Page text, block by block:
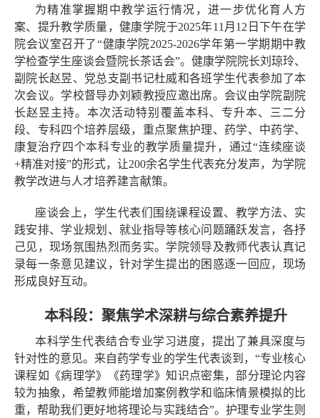
为精准掌握期中教学运行情况，进一步优化育人方
案、提升教学质量，健康学院于2025年11月12日下午在学
院会议室召开了“健康学院2025-2026学年第一学期期中教
学检查学生座谈会暨院长茶话会”。健康学院院长刘琼玲、
副院长赵昱、党总支副书记杜威和各班学生代表参加了本
次会议。学校督导办刘颖教授应邀出席。会议由学院副院
长赵昱主持。本次活动特别覆盖本科、专升本、三二分
段、专科四个培养层级，重点聚焦护理、药学、中药学、
康复治疗四个本科专业的教学质量提升，通过“连续座谈
+精准对接”的形式，让200余名学生代表充分发声，为学院
教学改进与人才培养建言献策。
座谈会上，学生代表们围绕课程设置、教学方法、实
践安排、学业规划、就业指导等核心问题踊跃发言，各抒
己见，现场氛围热烈而务实。学院领导及教师代表认真记
录每一条意见建议，针对学生提出的困惑逐一回应，现场
形成良好互动。
本科段：聚焦学术深耕与综合素养提升
本科学生代表结合专业学习进度，提出了兼具深度与
针对性的意见。来自药学专业的学生代表谈到，“专业核心
课程如《病理学》《药理学》知识点密集，部分理论内容
较为抽象，希望教师能增加案例教学和临床情景模拟的比
重，帮助我们更好地将理论与实践结合”。护理专业学生则